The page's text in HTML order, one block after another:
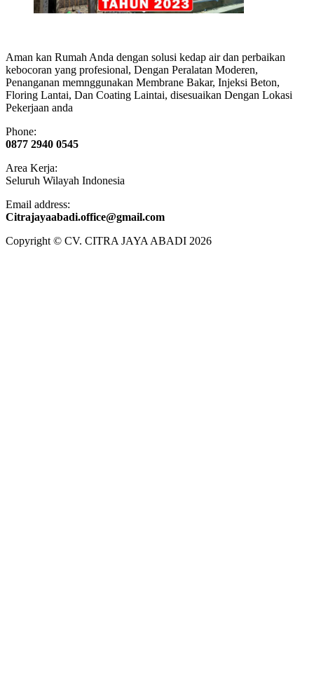
Aman kan Rumah Anda dengan solusi kedap air dan perbaikan
kebocoran yang profesional, Dengan Peralatan Moderen,
Penanganan memnggunakan Membrane Bakar, Injeksi Beton,
Floring Lantai, Dan Coating Laintai, disesuaikan Dengan Lokasi
Pekerjaan anda
Phone:
0877 2940 0545
Area Kerja:
Seluruh Wilayah Indonesia
Email address:
​Citrajayaabadi.office@gmail.com
Copyright © CV. CITRA JAYA ABADI 2026